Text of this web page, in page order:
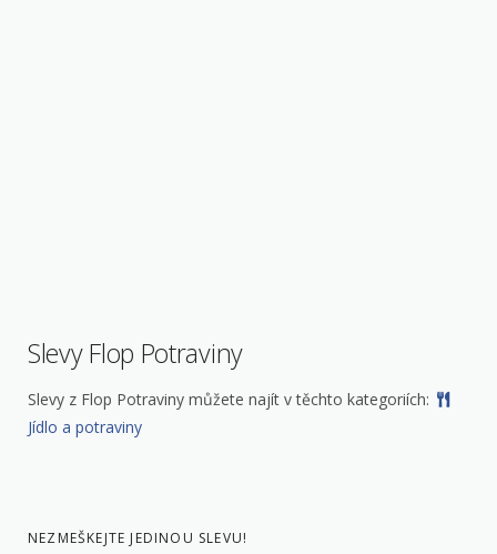
Slevy Flop Potraviny
Slevy z Flop Potraviny můžete najít v těchto kategoriích:
Jídlo a potraviny
NEZMEŠKEJTE JEDINOU SLEVU!